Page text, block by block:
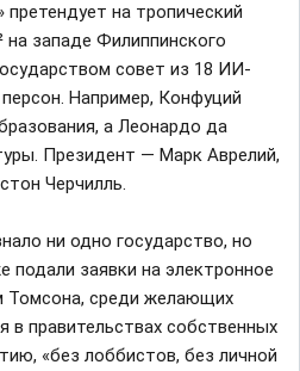
претендует на тропический
западе Филиппинского
совет из 18 ИИ-
Например, Конфуций
а Леонардо да
Президент — Марк Аврелий,
Черчилль.
ни одно государство, но
подали заявки на электронное
Томсона, среди желающих
в правительствах собственных
«без лоббистов, без личной